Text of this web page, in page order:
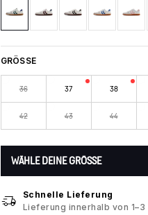
GRÖSSE
36 37 38
42 43 44
WÄHLE DEINE GRÖSSE
Schnelle Lieferung
Lieferung innerhalb von 1–3